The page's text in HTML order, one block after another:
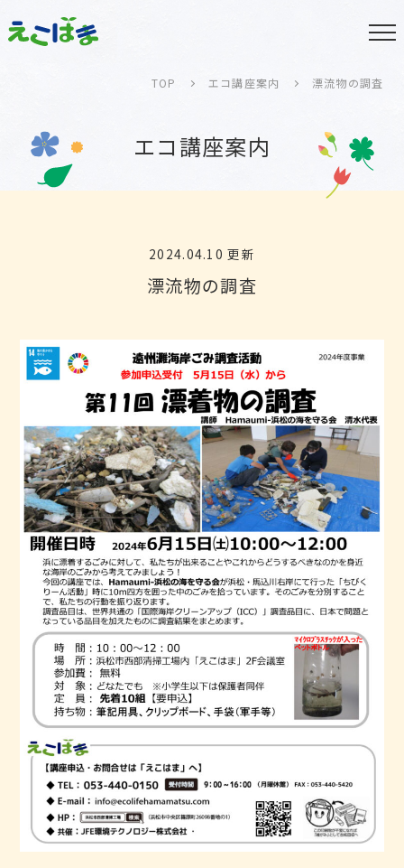
TOP エコ講座案内 漂流物の調査
エコ講座案内
2024.04.10 更新
漂流物の調査